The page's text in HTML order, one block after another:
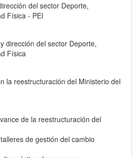
del sector Deporte,
Física - PEI
dirección del sector Deporte,
Física
la reestructuración del Ministerio del
de la reestructuración del
de gestión del cambio